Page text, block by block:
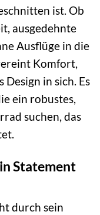
ist. Ob
ausgedehnte
Ausflüge in die
Komfort,
Design in sich. Es
ein robustes,
suchen, das
Statement
durch sein